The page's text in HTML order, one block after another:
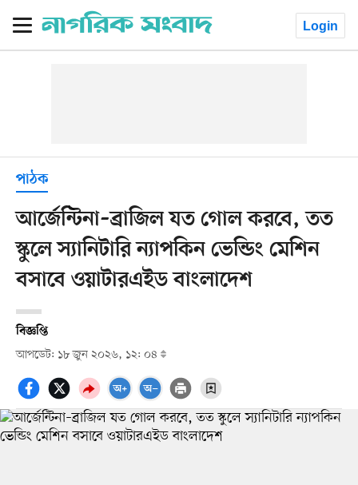
Login
পাঠক
আর্জেন্টিনা–ব্রাজিল যত গোল করবে, তত
স্কুলে স্যানিটারি ন্যাপকিন ভেন্ডিং মেশিন
বসাবে ওয়াটারএইড বাংলাদেশ
বিজ্ঞপ্তি
আপডেট: ১৮ জুন ২০২৬, ১২: ০৪